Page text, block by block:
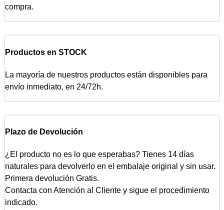
compra.
Productos en STOCK
La mayoría de nuestros productos están disponibles para
envío inmediato, en 24/72h.
Plazo de Devolución
¿El producto no es lo que esperabas? Tienes 14 días
naturales para devolverlo en el embalaje original y sin usar.
Primera devolución Gratis.
Contacta con Atención al Cliente y sigue el procedimiento
indicado.